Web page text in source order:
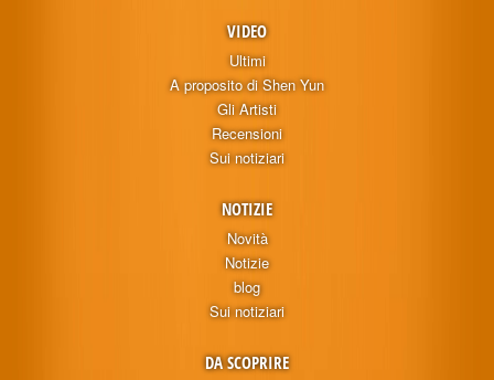
VIDEO
Ultimi
A proposito di Shen Yun
Gli Artisti
Recensioni
Sui notiziari
NOTIZIE
Novità
Notizie
blog
Sui notiziari
DA SCOPRIRE